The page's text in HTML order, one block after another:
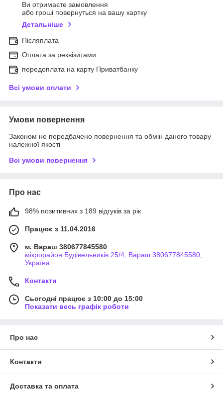
Ви отримаєте замовлення
або гроші повернуться на вашу картку
Детальніше
Післяплата
Оплата за реквізитами
передоплата на карту Приватбанку
Всі умови оплати
Умови повернення
Законом не передбачено повернення та обмін даного товару
належної якості
Всі умови повернення
Про нас
98% позитивних з 189 відгуків за рік
Працює з 11.04.2016
м. Вараш 380677845580
мікрорайон Будівельників 25/4, Вараш 380677845580,
Україна
Контакти
Сьогодні працює з 10:00 до 15:00
Показати весь графік роботи
Про нас
Контакти
Доставка та оплата